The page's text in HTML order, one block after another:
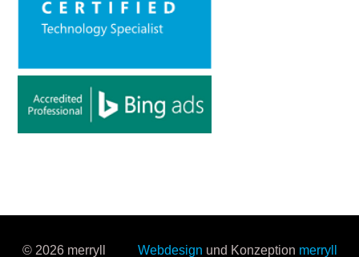
© 2026 merryll Webdesign und Konzeption merryll